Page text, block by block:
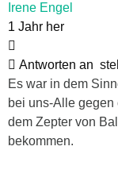
Irene Engel
1 Jahr her
Antworten an
Es war in dem
bei uns-Alle
dem Zepter von
bekommen.